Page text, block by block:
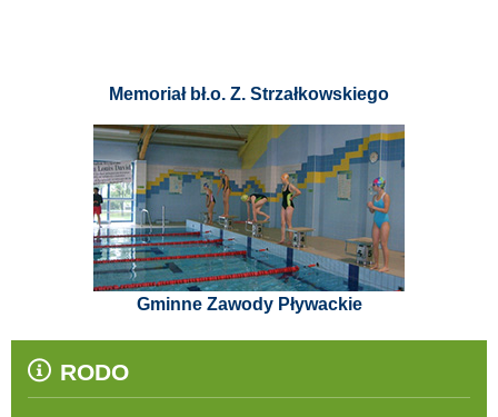
Memoriał bł.o. Z. Strzałkowskiego
Gminne Zawody Pływackie
RODO